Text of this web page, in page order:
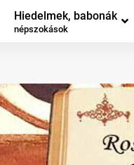
Hiedelmek, babonák
népszokások